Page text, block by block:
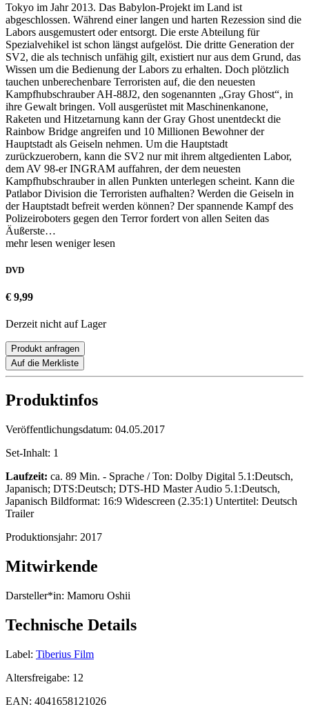
Tokyo im Jahr 2013. Das Babylon-Projekt im Land ist
abgeschlossen. Während einer langen und harten Rezession sind die
Labors ausgemustert oder entsorgt. Die erste Abteilung für
Spezialvehikel ist schon längst aufgelöst. Die dritte Generation der
SV2, die als technisch unfähig gilt, existiert nur aus dem Grund, das
Wissen um die Bedienung der Labors zu erhalten. Doch plötzlich
tauchen unberechenbare Terroristen auf, die den neuesten
Kampfhubschrauber AH-88J2, den sogenannten „Gray Ghost“, in
ihre Gewalt bringen. Voll ausgerüstet mit Maschinenkanone,
Raketen und Hitzetarnung kann der Gray Ghost unentdeckt die
Rainbow Bridge angreifen und 10 Millionen Bewohner der
Hauptstadt als Geiseln nehmen. Um die Hauptstadt
zurückzuerobern, kann die SV2 nur mit ihrem altgedienten Labor,
dem AV 98-er INGRAM auffahren, der dem neuesten
Kampfhubschrauber in allen Punkten unterlegen scheint. Kann die
Patlabor Division die Terroristen aufhalten? Werden die Geiseln in
der Hauptstadt befreit werden können? Der spannende Kampf des
Polizeiroboters gegen den Terror fordert von allen Seiten das
Äußerste…
mehr lesen weniger lesen
DVD
€ 9,99
Derzeit nicht auf Lager
Produkt anfragen
Auf die Merkliste
Produktinfos
Veröffentlichungsdatum: 04.05.2017
Set-Inhalt: 1
Laufzeit: ca. 89 Min. - Sprache / Ton: Dolby Digital 5.1:Deutsch,
Japanisch; DTS:Deutsch; DTS-HD Master Audio 5.1:Deutsch,
Japanisch Bildformat: 16:9 Widescreen (2.35:1) Untertitel: Deutsch
Trailer
Produktionsjahr: 2017
Mitwirkende
Darsteller*in: Mamoru Oshii
Technische Details
Label: Tiberius Film
Altersfreigabe: 12
EAN: 4041658121026